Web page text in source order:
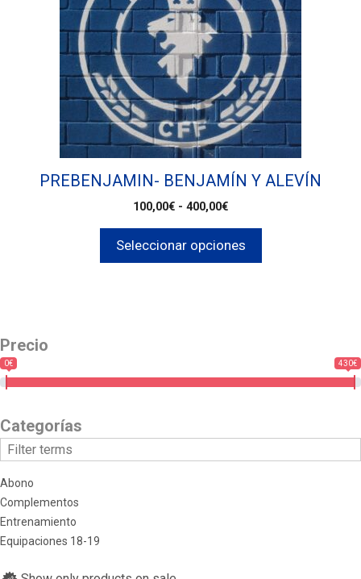
PREBENJAMIN- BENJAMÍN Y ALEVÍN
100,00€ - 400,00€
Seleccionar opciones
Precio
0€ 430€
Categorías
Abono
Complementos
Entrenamiento
Equipaciones 18-19